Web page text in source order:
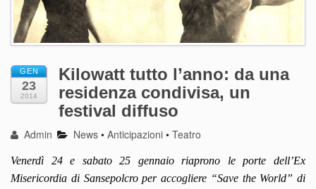
GEN
23
2014
Kilowatt tutto l’anno: da una
residenza condivisa, un
festival diffuso
Admin News •Anticipazioni •Teatro
Venerdì 24 e sabato 25 gennaio riaprono le porte dell’Ex
Misericordia di Sansepolcro per accogliere “Save the World” di